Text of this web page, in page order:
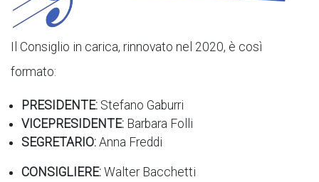
Il Consiglio in carica, rinnovato nel 2020, è così
formato:
PRESIDENTE: Stefano Gaburri
VICEPRESIDENTE: Barbara Folli
SEGRETARIO: Anna Freddi
CONSIGLIERE: Walter Bacchetti